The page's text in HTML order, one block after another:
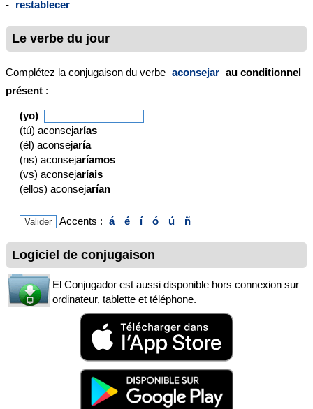
- restablecer
Le verbe du jour
Complétez la conjugaison du verbe aconsejar au conditionnel
présent :
(yo)
(tú) aconsejarías
(él) aconsejaría
(ns) aconsejaríamos
(vs) aconsejaríais
(ellos) aconsejarían
Accents : á é í ó ú ñ
Logiciel de conjugaison
El Conjugador est aussi disponible hors connexion sur
ordinateur, tablette et téléphone.